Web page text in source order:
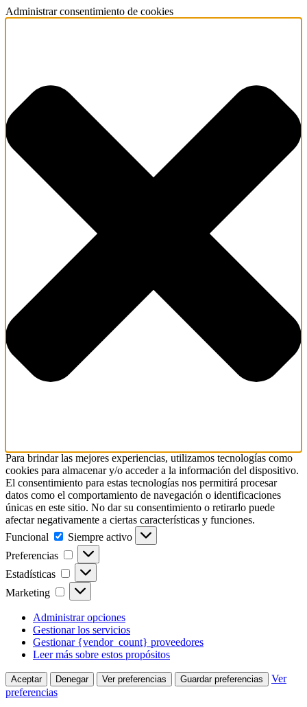
Administrar consentimiento de cookies
Para brindar las mejores experiencias, utilizamos tecnologías como
cookies para almacenar y/o acceder a la información del dispositivo.
El consentimiento para estas tecnologías nos permitirá procesar
datos como el comportamiento de navegación o identificaciones
únicas en este sitio. No dar su consentimiento o retirarlo puede
afectar negativamente a ciertas características y funciones.
Funcional
Funcional
Siempre activo
Preferencias
Preferencias
Estadísticas Estadísticas
Marketing Marketing
Administrar opciones
Gestionar los servicios
Gestionar {vendor_count} proveedores
Leer más sobre estos propósitos
Aceptar Denegar Ver preferencias Guardar preferencias
Ver
preferencias